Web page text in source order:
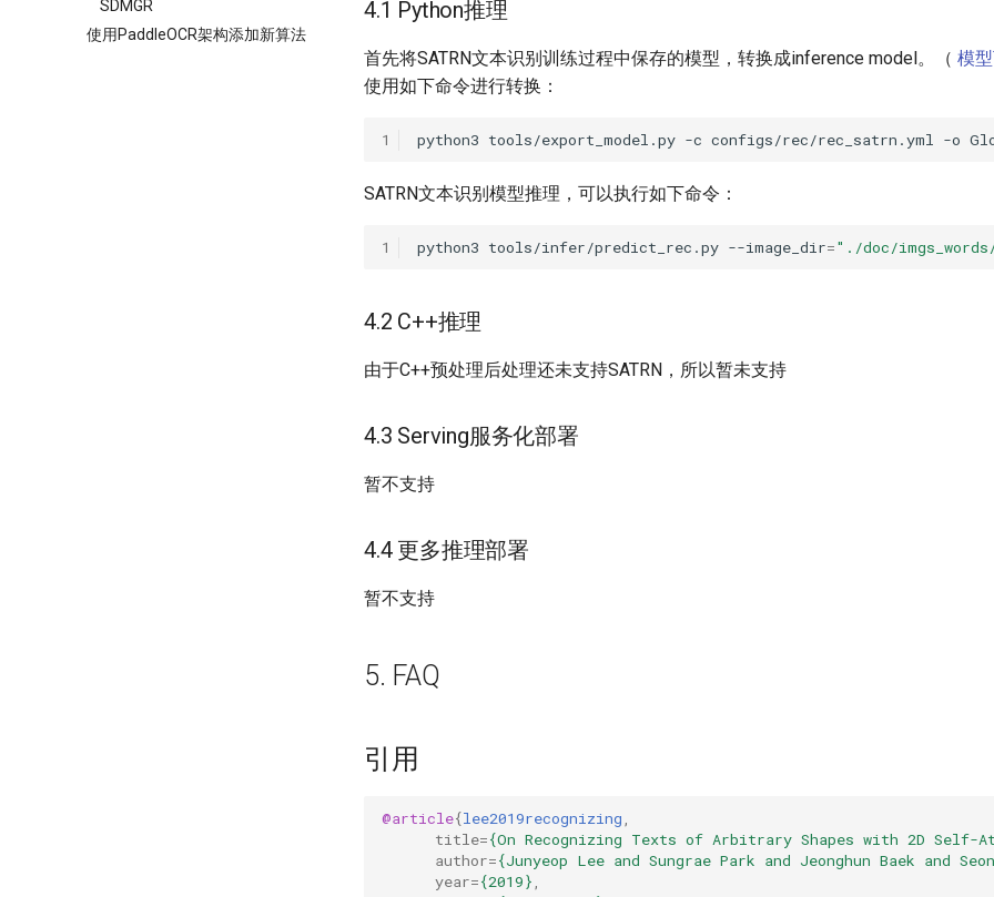
SDMGR
使用PaddleOCR架构添加新算法
4.1 Python推理
首先将SATRN文本识别训练过程中保存的模型，转换成inference model。（ 模
使用如下命令进行转换：
1 python3 tools/export_model.py -c configs/rec/rec_satrn.yml -o
SATRN文本识别模型推理，可以执行如下命令：
1 python3 tools/infer/predict_rec.py --image_dir="./doc/
4.2 C++推理
由于C++预处理后处理还未支持SATRN，所以暂未支持
4.3 Serving服务化部署
暂不支持
4.4 更多推理部署
暂不支持
5. FAQ
引用
@article{lee2019recognizing
title={On Recognizing Texts of Arbitrary Shapes with 2D Self-
author={Junyeop Lee and Sungrae Park and Jeonghun Baek and
year={2019}